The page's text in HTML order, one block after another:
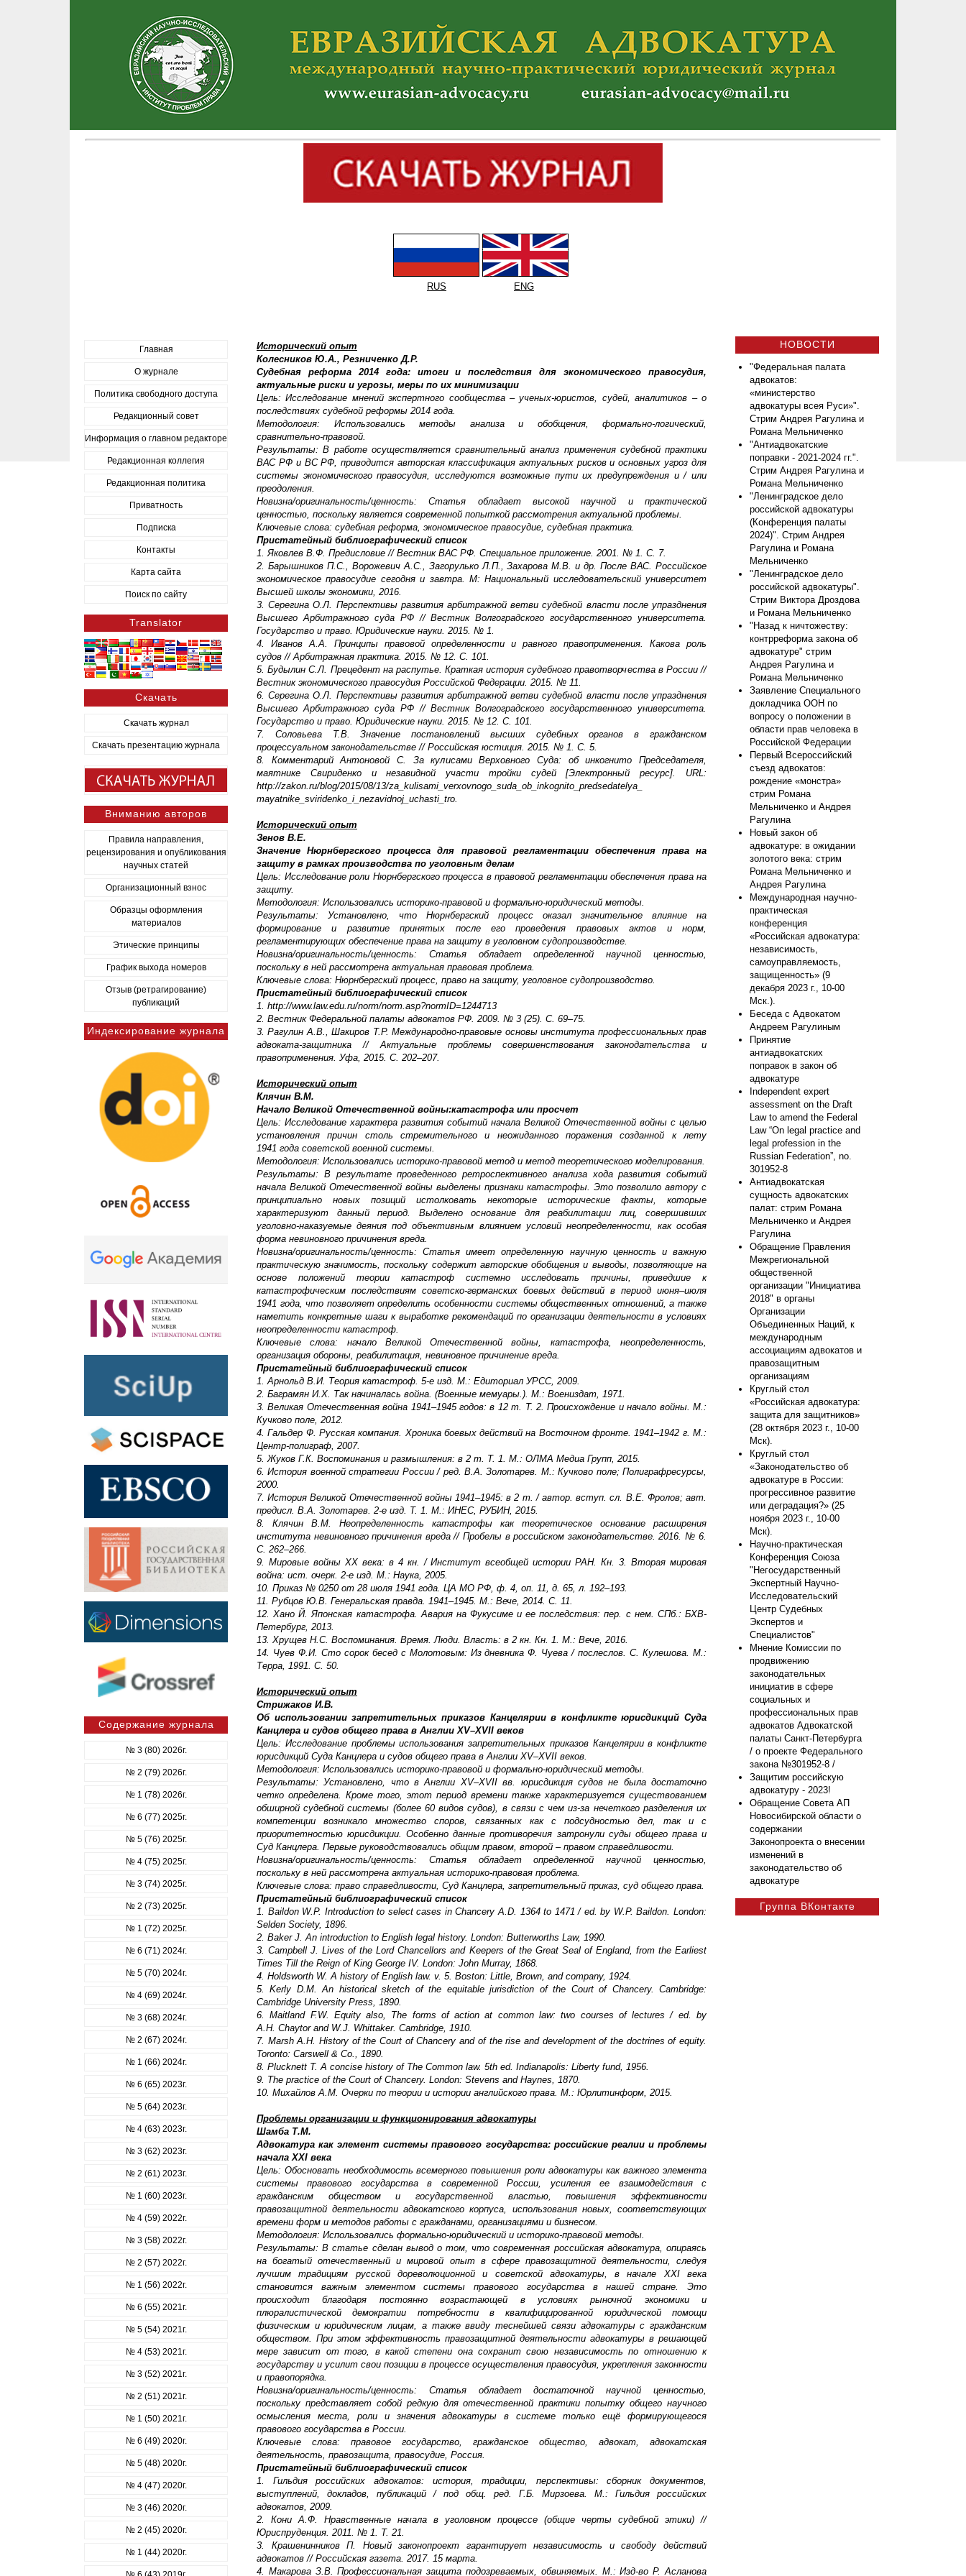
RUS ENG
Главная
О журнале
Политика свободного доступа
Редакционный совет
Информация о главном редакторе
Редакционная коллегия
Редакционная политика
Приватность
Подписка
Контакты
Карта сайта
Поиск по сайту
Translator
Скачать
Скачать журнал
Скачать презентацию журнала
Вниманию авторов
Правила направления,
рецензирования и опубликования
научных статей
Организационный взнос
Образцы оформления
материалов
Этические принципы
График выхода номеров
Отзыв (ретрагирование)
публикаций
Индексирование журнала
Содержание журнала
№ 3 (80) 2026г.
№ 2 (79) 2026г.
№ 1 (78) 2026г.
№ 6 (77) 2025г.
№ 5 (76) 2025г.
№ 4 (75) 2025г.
№ 3 (74) 2025г.
№ 2 (73) 2025г.
№ 1 (72) 2025г.
№ 6 (71) 2024г.
№ 5 (70) 2024г.
№ 4 (69) 2024г.
№ 3 (68) 2024г.
№ 2 (67) 2024г.
№ 1 (66) 2024г.
№ 6 (65) 2023г.
№ 5 (64) 2023г.
№ 4 (63) 2023г.
№ 3 (62) 2023г.
№ 2 (61) 2023г.
№ 1 (60) 2023г.
№ 4 (59) 2022г.
№ 3 (58) 2022г.
№ 2 (57) 2022г.
№ 1 (56) 2022г.
№ 6 (55) 2021г.
№ 5 (54) 2021г.
№ 4 (53) 2021г.
№ 3 (52) 2021г.
№ 2 (51) 2021г.
№ 1 (50) 2021г.
№ 6 (49) 2020г.
№ 5 (48) 2020г.
№ 4 (47) 2020г.
№ 3 (46) 2020г.
№ 2 (45) 2020г.
№ 1 (44) 2020г.
Исторический опыт
Колесников Ю.А., Резниченко Д.Р.
Судебная реформа 2014 года: итоги и последствия для экономического правосудия,
актуальные риски и угрозы, меры по их минимизации
Цель: Исследование мнений экспертного сообщества – ученых-юристов, судей, аналитиков – о
последствиях судебной реформы 2014 года.
Методология: Использовались методы анализа и обобщения, формально-логический,
сравнительно-правовой.
Результаты: В работе осуществляется сравнительный анализ применения судебной практики
ВАС РФ и ВС РФ, приводится авторская классификация актуальных рисков и основных угроз для
системы экономического правосудия, исследуются возможные пути их предупреждения и / или
преодоления.
Новизна/оригинальность/ценность: Статья обладает высокой научной и практической
ценностью, поскольку является современной попыткой рассмотрения актуальной проблемы.
Ключевые слова: судебная реформа, экономическое правосудие, судебная практика.
Пристатейный библиографический список
1. Яковлев В.Ф. Предисловие // Вестник ВАС РФ. Специальное приложение. 2001. № 1. С. 7.
2. Барышников П.С., Ворожевич А.С., Загорулько Л.П., Захарова М.В. и др. После ВАС. Российское
экономическое правосудие сегодня и завтра. М: Национальный исследовательский университет
Высшей школы экономики, 2016.
3. Серегина О.Л. Перспективы развития арбитражной ветви судебной власти после упразднения
Высшего Арбитражного суда РФ // Вестник Волгоградского государственного университета.
Государство и право. Юридические науки. 2015. № 1.
4. Иванов А.А. Принципы правовой определенности и равного правоприменения. Какова роль
судов // Арбитражная практика. 2015. № 12. С. 101.
5. Будылин С.Л. Прецедент на распутье. Краткая история судебного правотворчества в России //
Вестник экономического правосудия Российской Федерации. 2015. № 11.
6. Серегина О.Л. Перспективы развития арбитражной ветви судебной власти после упразднения
Высшего Арбитражного суда РФ // Вестник Волгоградского государственного университета.
Государство и право. Юридические науки. 2015. № 12. С. 101.
7. Соловьева Т.В. Значение постановлений высших судебных органов в гражданском
процессуальном законодательстве // Российская юстиция. 2015. № 1. С. 5.
8. Комментарий Антоновой С. За кулисами Верховного Суда: об инкогнито Председателя,
маятнике Свириденко и незавидной участи тройки судей [Электронный ресурс]. URL:
http://zakon.ru/blog/2015/08/13/za_kulisami_verxovnogo_suda_ob_inkognito_predsedatelya_
mayatnike_sviridenko_i_nezavidnoj_uchasti_tro.
Исторический опыт
Зенов В.Е.
Значение Нюрнбергского процесса для правовой регламентации обеспечения права на
защиту в рамках производства по уголовным делам
Цель: Исследование роли Нюрнбергского процесса в правовой регламентации обеспечения права на
защиту.
Методология: Использовались историко-правовой и формально-юридический методы.
Результаты: Установлено, что Нюрнбергский процесс оказал значительное влияние на
формирование и развитие принятых после его проведения правовых актов и норм,
регламентирующих обеспечение права на защиту в уголовном судопроизводстве.
Новизна/оригинальность/ценность: Статья обладает определенной научной ценностью,
поскольку в ней рассмотрена актуальная правовая проблема.
Ключевые слова: Нюрнбергский процесс, право на защиту, уголовное судопроизводство.
Пристатейный библиографический список
1. http://www.law.edu.ru/norm/norm.asp?normID=1244713
2. Вестник Федеральной палаты адвокатов РФ. 2009. № 3 (25). С. 69–75.
3. Рагулин А.В., Шакиров Т.Р. Международно-правовые основы института профессиональных прав
адвоката-защитника // Актуальные проблемы совершенствования законодательства и
правоприменения. Уфа, 2015. С. 202–207.
Исторический опыт
Клячин В.М.
Начало Великой Отечественной войны:катастрофа или просчет
Цель: Исследование характера развития событий начала Великой Отечественной войны с целью
установления причин столь стремительного и неожиданного поражения созданной к лету
1941 года советской военной системы.
Методология: Использовались историко-правовой метод и метод теоретического моделирования.
Результаты: В результате проведенного ретроспективного анализа хода развития событий
начала Великой Отечественной войны выделены признаки катастрофы. Это позволило автору с
принципиально новых позиций истолковать некоторые исторические факты, которые
характеризуют данный период. Выделено основание для реабилитации лиц, совершивших
уголовно-наказуемые деяния под объективным влиянием условий неопределенности, как особая
форма невиновного причинения вреда.
Новизна/оригинальность/ценность: Статья имеет определенную научную ценность и важную
практическую значимость, поскольку содержит авторские обобщения и выводы, позволяющие на
основе положений теории катастроф системно исследовать причины, приведшие к
катастрофическим последствиям советско-германских боевых действий в период июня–июля
1941 года, что позволяет определить особенности системы общественных отношений, а также
наметить конкретные шаги к выработке рекомендаций по организации деятельности в условиях
неопределенности катастроф.
Ключевые слова: начало Великой Отечественной войны, катастрофа, неопределенность,
организация обороны, реабилитация, невиновное причинение вреда.
Пристатейный библиографический список
1. Арнольд В.И. Теория катастроф. 5-е изд. М.: Едиториал УРСС, 2009.
2. Баграмян И.Х. Так начиналась война. (Военные мемуары.). М.: Воениздат, 1971.
3. Великая Отечественная война 1941–1945 годов: в 12 т. Т. 2. Происхождение и начало войны. М.:
Кучково поле, 2012.
4. Гальдер Ф. Русская компания. Хроника боевых действий на Восточном фронте. 1941–1942 г. М.:
Центр-полиграф, 2007.
5. Жуков Г.К. Воспоминания и размышления: в 2 т. Т. 1. М.: ОЛМА Медиа Групп, 2015.
6. История военной стратегии России / ред. В.А. Золотарев. М.: Кучково поле; Полиграфресурсы,
2000.
7. История Великой Отечественной войны 1941–1945: в 2 т. / автор. вступ. сл. В.Е. Фролов; авт.
предисл. В.А. Золотарев. 2-е изд. Т. 1. М.: ИНЕС, РУБИН, 2015.
8. Клячин В.М. Неопределенность катастрофы как теоретическое основание расширения
института невиновного причинения вреда // Пробелы в российском законодательстве. 2016. № 6.
С. 262–266.
9. Мировые войны ХХ века: в 4 кн. / Институт всеобщей истории РАН. Кн. 3. Вторая мировая
война: ист. очерк. 2-е изд. М.: Наука, 2005.
10. Приказ № 0250 от 28 июля 1941 года. ЦА МО РФ, ф. 4, оп. 11, д. 65, л. 192–193.
11. Рубцов Ю.В. Генеральская правда. 1941–1945. М.: Вече, 2014. С. 11.
12. Хано Й. Японская катастрофа. Авария на Фукусиме и ее последствия: пер. с нем. СПб.: БХВ-
Петербург, 2013.
13. Хрущев Н.С. Воспоминания. Время. Люди. Власть: в 2 кн. Кн. 1. М.: Вече, 2016.
14. Чуев Ф.И. Сто сорок бесед с Молотовым: Из дневника Ф. Чуева / послеслов. С. Кулешова. М.:
Терра, 1991. С. 50.
Исторический опыт
Стрижаков И.В.
Об использовании запретительных приказов Канцелярии в конфликте юрисдикций Суда
Канцлера и судов общего права в Англии XV–XVII веков
Цель: Исследование проблемы использования запретительных приказов Канцелярии в конфликте
юрисдикций Суда Канцлера и судов общего права в Англии XV–XVII веков.
Методология: Использовались историко-правовой и формально-юридический методы.
Результаты: Установлено, что в Англии XV–XVII вв. юрисдикция судов не была достаточно
четко определена. Кроме того, этот период времени также характеризуется существованием
обширной судебной системы (более 60 видов судов), в связи с чем из-за нечеткого разделения их
компетенции возникало множество споров, связанных как с подсудностью дел, так и с
приоритетностью юрисдикции. Особенно данные противоречия затронули суды общего права и
Суд Канцлера. Первые руководствовались общим правом, второй – правом справедливости.
Новизна/оригинальность/ценность: Статья обладает определенной научной ценностью,
поскольку в ней рассмотрена актуальная историко-правовая проблема.
Ключевые слова: право справедливости, Суд Канцлера, запретительный приказ, суд общего права.
Пристатейный библиографический список
1. Baildon W.P. Introduction to select cases in Chancery A.D. 1364 to 1471 / ed. by W.P. Baildon. London:
Selden Society, 1896.
2. Baker J. An introduction to English legal history. London: Butterworths Law, 1990.
3. Cаmpbell J. Lives of the Lord Chancellors and Keepers of the Great Seal of England, from the Earliest
Times Till the Reign of King George IV. London: John Murray, 1868.
4. Holdsworth W. A history of English law. v. 5. Boston: Little, Brown, and company, 1924.
5. Kerly D.M. An historical sketch of the equitable jurisdiction of the Court of Chancery. Cambridge:
Cambridge University Press, 1890.
6. Maitland F.W. Equity also, The forms of action at common law: two courses of lectures / ed. by
A.H. Chaytor and W.J. Whittaker. Cambridge, 1910.
7. Marsh A.H. History of the Court of Chancery and of the rise and development of the doctrines of equity.
Toronto: Carswell & Co., 1890.
8. Plucknett T. A concise history of The Common law. 5th ed. Indianapolis: Liberty fund, 1956.
9. The practice of the Court of Chancery. London: Stevens and Haynes, 1870.
10. Михайлов А.М. Очерки по теории и истории английского права. М.: Юрлитинформ, 2015.
Проблемы организации и функционирования адвокатуры
Шамба Т.М.
Адвокатура как элемент системы правового государства: российские реалии и проблемы
начала ХХI века
Цель: Обосновать необходимость всемерного повышения роли адвокатуры как важного элемента
системы правового государства в современной России, усиления ее взаимодействия с
гражданским обществом и государственной властью, повышения эффективности
правозащитной деятельности адвокатского корпуса, использования новых, соответствующих
времени форм и методов работы с гражданами, организациями и бизнесом.
Методология: Использовались формально-юридический и историко-правовой методы.
Результаты: В статье сделан вывод о том, что современная российская адвокатура, опираясь
на богатый отечественный и мировой опыт в сфере правозащитной деятельности, следуя
лучшим традициям русской дореволюционной и советской адвокатуры, в начале ХХI века
становится важным элементом системы правового государства в нашей стране. Это
происходит благодаря постоянно возрастающей в условиях рыночной экономики и
плюралистической демократии потребности в квалифицированной юридической помощи
физическим и юридическим лицам, а также ввиду теснейшей связи адвокатуры с гражданским
обществом. При этом эффективность правозащитной деятельности адвокатуры в решающей
мере зависит от того, в какой степени она сохранит свою независимость по отношению к
государству и усилит свои позиции в процессе осуществления правосудия, укрепления законности
и правопорядка.
Новизна/оригинальность/ценность: Статья обладает достаточной научной ценностью,
поскольку представляет собой редкую для отечественной практики попытку общего научного
осмысления места, роли и значения адвокатуры в системе только ещё формирующегося
правового государства в России.
Ключевые слова: правовое государство, гражданское общество, адвокат, адвокатская
деятельность, правозащита, правосудие, Россия.
Пристатейный библиографический список
1. Гильдия российских адвокатов: история, традиции, перспективы: сборник документов,
выступлений, докладов, публикаций / под общ. ред. Г.Б. Мирзоева. М.: Гильдия российских
адвокатов, 2009.
2. Кони А.Ф. Нравственные начала в уголовном процессе (общие черты судебной этики) //
Юриспруденция. 2011. № 1. Т. 21.
3. Крашенинников П. Новый законопроект гарантирует независимость и свободу действий
адвокатов // Российская газета. 2017. 15 марта.
4. Макарова З.В. Профессиональная защита подозреваемых, обвиняемых. М.: Изд-во Р. Асланова
НОВОСТИ
"Федеральная палата
адвокатов:
«министерство
адвокатуры всея Руси»".
Стрим Андрея Рагулина и
Романа Мельниченко
"Антиадвокатские
поправки - 2021-2024 гг.".
Стрим Андрея Рагулина и
Романа Мельниченко
"Ленинградское дело
российской адвокатуры
(Конференция палаты
2024)". Стрим Андрея
Рагулина и Романа
Мельниченко
"Ленинградское дело
российской адвокатуры".
Стрим Виктора Дроздова
и Романа Мельниченко
"Назад к ничтожеству:
контрреформа закона об
адвокатуре" стрим
Андрея Рагулина и
Романа Мельниченко
Заявление Специального
докладчика ООН по
вопросу о положении в
области прав человека в
Российской Федерации
Первый Всероссийский
съезд адвокатов:
рождение «монстра»
стрим Романа
Мельниченко и Андрея
Рагулина
Новый закон об
адвокатуре: в ожидании
золотого века: стрим
Романа Мельниченко и
Андрея Рагулина
Международная научно-
практическая
конференция
«Российская адвокатура:
независимость,
самоуправляемость,
защищенность» (9
декабря 2023 г., 10-00
Мск.).
Беседа с Адвокатом
Андреем Рагулиным
Принятие
антиадвокатских
поправок в закон об
адвокатуре
Independent expert
assessment on the Draft
Law to amend the Federal
Law “On legal practice and
legal profession in the
Russian Federation”, no.
301952-8
Антиадвокатская
сущность адвокатских
палат: стрим Романа
Мельниченко и Андрея
Рагулина
Обращение Правления
Межрегиональной
общественной
организации "Инициатива
2018" в органы
Организации
Объединенных Наций, к
международным
ассоциациям адвокатов и
правозащитным
организациям
Круглый стол
«Российская адвокатура:
защита для защитников»
(28 октября 2023 г., 10-00
Мск).
Круглый стол
«Законодательство об
адвокатуре в России:
прогрессивное развитие
или деградация?» (25
ноября 2023 г., 10-00
Мск).
Научно-практическая
Конференция Союза
"Негосударственный
Экспертный Научно-
Исследовательский
Центр Судебных
Экспертов и
Специалистов"
Мнение Комиссии по
продвижению
законодательных
инициатив в сфере
социальных и
профессиональных прав
адвокатов Адвокатской
палаты Санкт-Петербурга
/ о проекте Федерального
закона №301952-8 /
Защитим российскую
адвокатуру - 2023!
Обращение Совета АП
Новосибирской области о
содержании
Законопроекта о внесении
изменений в
законодательство об
адвокатуре
Группа ВКонтакте